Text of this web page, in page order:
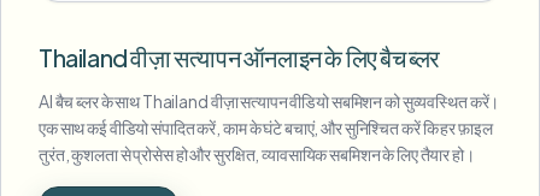
Thailand वीज़ा सत्यापन ऑनलाइन के लिए बैच ब्लर
AI बैच ब्लर के साथ Thailand वीज़ा सत्यापन वीडियो सबमिशन को सुव्यवस्थित करें।
एक साथ कई वीडियो संपादित करें, काम के घंटे बचाएं, और सुनिश्चित करें कि हर फ़ाइल
तुरंत, कुशलता से प्रोसेस हो और सुरक्षित, व्यावसायिक सबमिशन के लिए तैयार हो।